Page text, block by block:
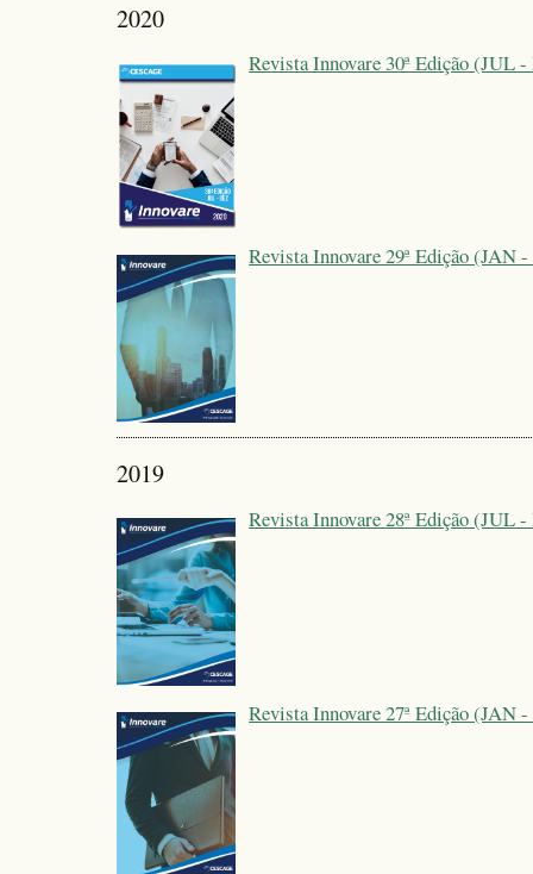
2020
Revista Innovare 30ª Edição (JUL
Revista Innovare 29ª Edição (JAN
2019
Revista Innovare 28ª Edição (JUL
Revista Innovare 27ª Edição (JAN